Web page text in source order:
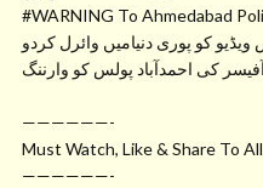
#WARNING To Ahmedabad
کو پوری دنیامیں وائرل کردو
کی احمدآباد پولس کو وارننگ
——————-
Must Watch, Like & Share To
——————-